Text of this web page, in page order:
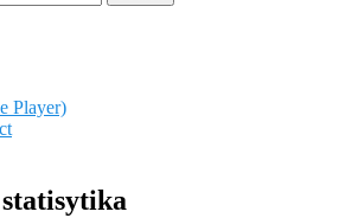
Player)
statisytika